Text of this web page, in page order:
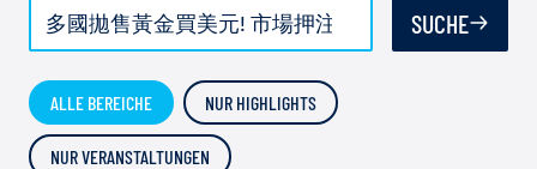
SUCHE
ALLE BEREICHE NUR HIGHLIGHTS
NUR VERANSTALTUNGEN